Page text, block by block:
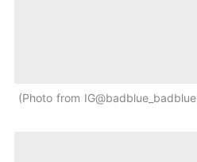
Photo from IG@badblue_badblue